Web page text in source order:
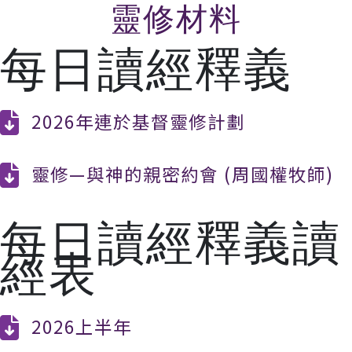
靈修材料
每日讀經釋義
2026年連於基督靈修計劃
靈修—與神的親密約會 (周國權牧師)
每日讀經釋義讀
經表
2026上半年